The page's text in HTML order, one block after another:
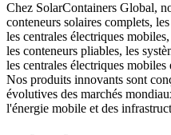
Chez SolarContainers Global,
conteneurs solaires complets,
les centrales électriques
les conteneurs pliables, les
les centrales électriques
Nos produits innovants sont
évolutives des marchés
l'énergie mobile et des